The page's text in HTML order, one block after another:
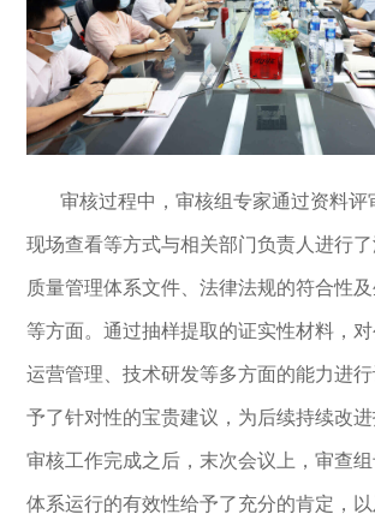
审核过程中，审核组专家通过资料评
现场查看等方式与相关部门负责人进行
质量管理体系文件、法律法规的符合性
等方面。通过抽样提取的证实性材料，对
运营管理、技术研发等多方面的能力进
予了针对性的宝贵建议，为后续持续改
审核工作完成之后，末次会议上，审查
体系运行的有效性给予了充分的肯定，